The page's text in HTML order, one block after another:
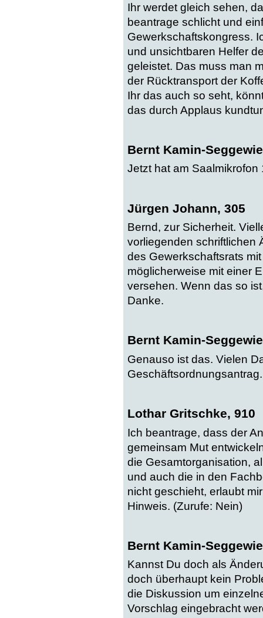
Ihr werdet gleich sehen,
beantrage schlicht und
Gewerkschaftskongress.
und unsichtbaren Helfer
geleistet. Das muss man
der Rücktransport der
Ihr das auch so seht,
das durch Applaus
Bernt Kamin-
Jetzt hat am
Jürgen Johann, 305
Bernd, zur Sicherheit.
vorliegenden schriftlichen
des Gewerkschaftsrats
möglicherweise mit einer
versehen. Wenn das so
Danke.
Bernt Kamin-
Genauso ist das. Vielen
Geschäftsordnungsantrag.
Lothar Gritschke, 910
Ich beantrage, dass der
gemeinsam Mut
die Gesamtorganisation,
und auch die in den
nicht geschieht, erlaubt
Hinweis. (Zurufe: Nein)
Bernt Kamin-
Kannst Du doch als
doch überhaupt kein
die Diskussion um
Vorschlag eingebracht